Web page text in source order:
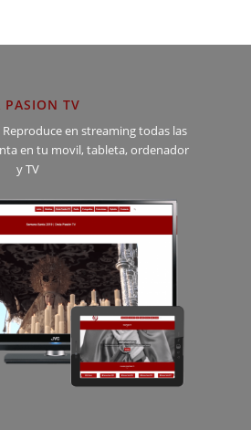
PASION TV
en streaming todas las
en tu movil, tableta, ordenador
y TV